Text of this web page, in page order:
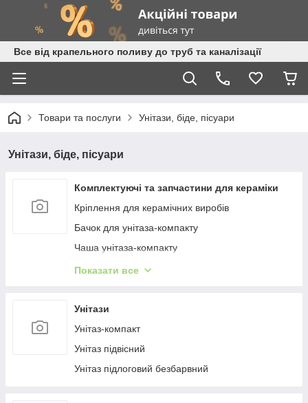
Все від крапельного поливу до труб та каналізації
Товари та послуги Унітази, біде, пісуари
Унітази, біде, пісуари
Комплектуючі та запчастини для кераміки
Кріплення для керамічних виробів
Бачок для унітаза-компакту
Чаша унітаза-компакту
Сидіння-кришка для унітаза
Показати все
Унітази
Унітаз-компакт
Унітаз підвісний
Унітаз підлоговий безбарвний